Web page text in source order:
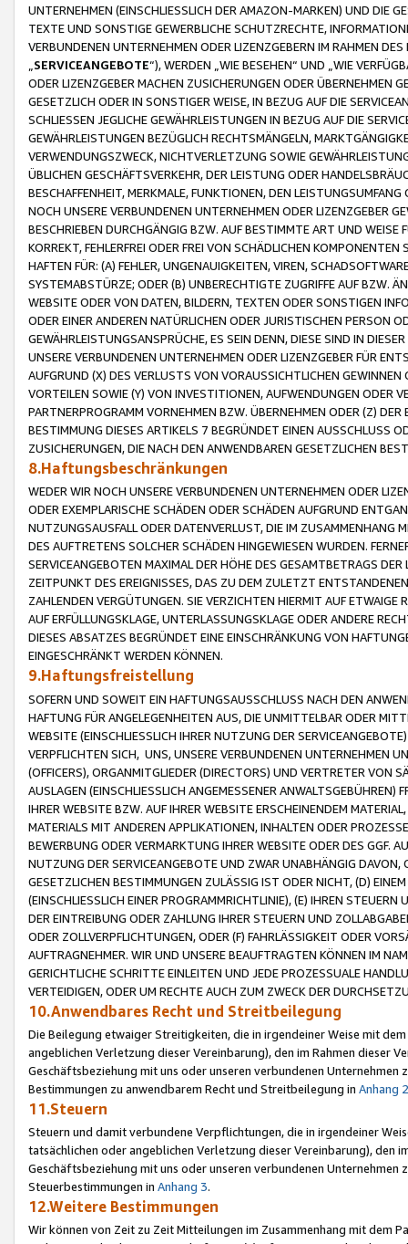
UNTERNEHMEN (EINSCHLIESSLICH DER AMAZON-MARKEN) UND DIE
TEXTE UND SONSTIGE GEWERBLICHE SCHUTZRECHTE,
VERBUNDENEN UNTERNEHMEN ODER LIZENZGEBERN IM RAHMEN
SERVICEANGEBOTE“), WERDEN „WIE BESEHEN“ UND „WIE
ODER LIZENZGEBER MACHEN ZUSICHERUNGEN ODER ÜBERNEHMEN
GESETZLICH ODER IN SONSTIGER WEISE, IN BEZUG AUF DIE
SCHLIESSEN JEGLICHE GEWÄHRLEISTUNGEN IN BEZUG AUF DIE
GEWÄHRLEISTUNGEN BEZÜGLICH RECHTSMÄNGELN,
VERWENDUNGSZWECK, NICHTVERLETZUNG SOWIE
ÜBLICHEN GESCHÄFTSVERKEHR, DER LEISTUNG ODER
BESCHAFFENHEIT, MERKMALE, FUNKTIONEN, DEN
NOCH UNSERE VERBUNDENEN UNTERNEHMEN ODER LIZENZGEBER
BESCHRIEBEN DURCHGÄNGIG BZW. AUF BESTIMMTE ART UND
KORREKT, FEHLERFREI ODER FREI VON SCHÄDLICHEN
HAFTEN FÜR: (A) FEHLER, UNGENAUIGKEITEN, VIREN,
SYSTEMABSTÜRZE; ODER (B) UNBERECHTIGTE ZUGRIFFE AUF BZW.
WEBSITE ODER VON DATEN, BILDERN, TEXTEN ODER SONSTIGEN
ODER EINER ANDEREN NATÜRLICHEN ODER JURISTISCHEN PERSON
GEWÄHRLEISTUNGSANSPRÜCHE, ES SEIN DENN, DIESE SIND IN
UNSERE VERBUNDENEN UNTERNEHMEN ODER LIZENZGEBER FÜR
AUFGRUND (X) DES VERLUSTS VON VORAUSSICHTLICHEN
VORTEILEN SOWIE (Y) VON INVESTITIONEN, AUFWENDUNGEN ODER
PARTNERPROGRAMM VORNEHMEN BZW. ÜBERNEHMEN ODER (Z)
BESTIMMUNG DIESES ARTIKELS 7 BEGRÜNDET EINEN AUSSCHLUSS
ZUSICHERUNGEN, DIE NACH DEN ANWENDBAREN GESETZLICHEN
8.Haftungsbeschränkungen
WEDER WIR NOCH UNSERE VERBUNDENEN UNTERNEHMEN ODER
ODER EXEMPLARISCHE SCHÄDEN ODER SCHÄDEN AUFGRUND
NUTZUNGSAUSFALL ODER DATENVERLUST, DIE IM ZUSAMMENHANG
DES AUFTRETENS SOLCHER SCHÄDEN HINGEWIESEN WURDEN.
SERVICEANGEBOTEN MAXIMAL DER HÖHE DES GESAMTBETRAGS
ZEITPUNKT DES EREIGNISSES, DAS ZU DEM ZULETZT
ZAHLENDEN VERGÜTUNGEN. SIE VERZICHTEN HIERMIT AUF
AUF ERFÜLLUNGSKLAGE, UNTERLASSUNGSKLAGE ODER ANDERE
DIESES ABSATZES BEGRÜNDET EINE EINSCHRÄNKUNG VON
EINGESCHRÄNKT WERDEN KÖNNEN.
9.Haftungsfreistellung
SOFERN UND SOWEIT EIN HAFTUNGSAUSSCHLUSS NACH DEN
HAFTUNG FÜR ANGELEGENHEITEN AUS, DIE UNMITTELBAR ODER
WEBSITE (EINSCHLIESSLICH IHRER NUTZUNG DER
VERPFLICHTEN SICH, UNS, UNSERE VERBUNDENEN UNTERNEHMEN
(OFFICERS), ORGANMITGLIEDER (DIRECTORS) UND VERTRETER VON
AUSLAGEN (EINSCHLIESSLICH ANGEMESSENER
IHRER WEBSITE BZW. AUF IHRER WEBSITE ERSCHEINENDEM
MATERIALS MIT ANDEREN APPLIKATIONEN, INHALTEN ODER
BEWERBUNG ODER VERMARKTUNG IHRER WEBSITE ODER DES GGF.
NUTZUNG DER SERVICEANGEBOTE UND ZWAR UNABHÄNGIG
GESETZLICHEN BESTIMMUNGEN ZULÄSSIG IST ODER NICHT, (D)
(EINSCHLIESSLICH EINER PROGRAMMRICHTLINIE), (E) IHREN
DER EINTREIBUNG ODER ZAHLUNG IHRER STEUERN UND
ODER ZOLLVERPFLICHTUNGEN, ODER (F) FAHRLÄSSIGKEIT ODER
AUFTRAGNEHMER. WIR UND UNSERE BEAUFTRAGTEN KÖNNEN IM
GERICHTLICHE SCHRITTE EINLEITEN UND JEDE PROZESSUALE
VERTEIDIGEN, ODER UM RECHTE AUCH ZUM ZWECK DER
10.Anwendbares Recht und Streitbeilegung
Die Beilegung etwaiger Streitigkeiten, die in irgendeiner Weise mit
angeblichen Verletzung dieser Vereinbarung), den im Rahmen dieser
Geschäftsbeziehung mit uns oder unseren verbundenen
Bestimmungen zu anwendbarem Recht und Streitbeilegung in Anhang 2
11.Steuern
Steuern und damit verbundene Verpflichtungen, die in irgendeiner
tatsächlichen oder angeblichen Verletzung dieser Vereinbarung), den
Geschäftsbeziehung mit uns oder unseren verbundenen
Steuerbestimmungen in Anhang 3.
12.Weitere Bestimmungen
Wir können von Zeit zu Zeit Mitteilungen im Zusammenhang mit dem